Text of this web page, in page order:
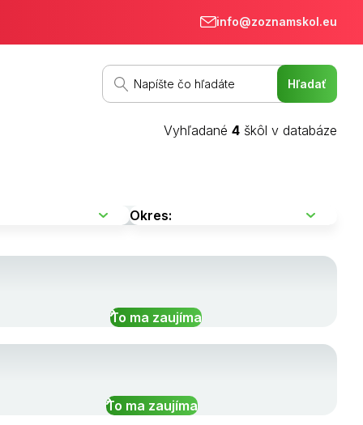
info@zoznamskol.eu
Vyhľadané 4 škôl v databáze
To ma zaujíma
To ma zaujíma